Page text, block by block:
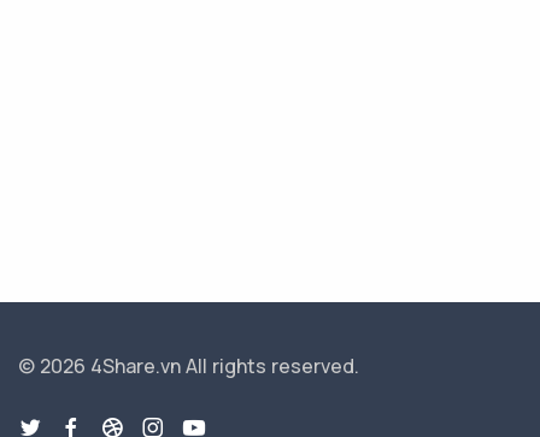
© 2026 4Share.vnAll rights reserved.